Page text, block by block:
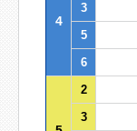
4
3
5
6
2
3